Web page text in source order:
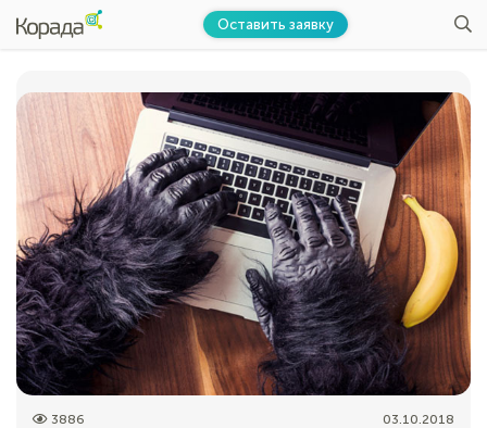
Оставить заявку
3886 03.10.2018